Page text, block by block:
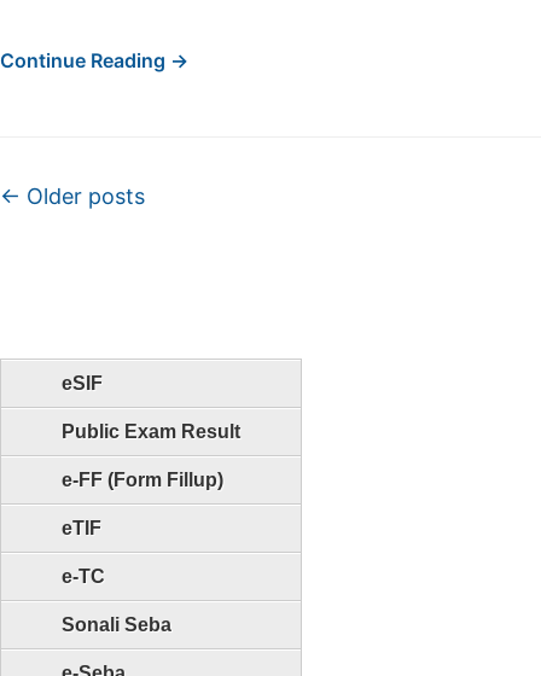
eSIF
Public Exam Result
e-FF (Form Fillup)
eTIF
e-TC
Sonali Seba
Continue Reading →
Post navigation
← Older posts